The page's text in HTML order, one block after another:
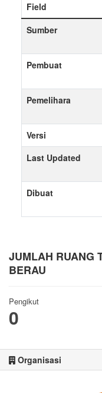
JUMLAH RUANG
BERAU
Pengikut
0
Organisasi
Field
Sumber
Pembuat
Pemelihara
Versi
Last Updated
Dibuat